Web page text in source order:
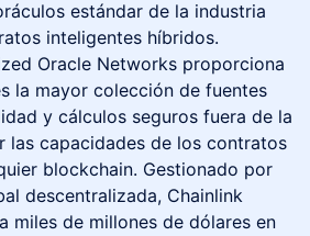
estándar de la industria
inteligentes híbridos.
Oracle Networks proporciona
la mayor colección de fuentes
y cálculos seguros fuera de la
las capacidades de los contratos
blockchain. Gestionado por
descentralizada, Chainlink
miles de millones de dólares en